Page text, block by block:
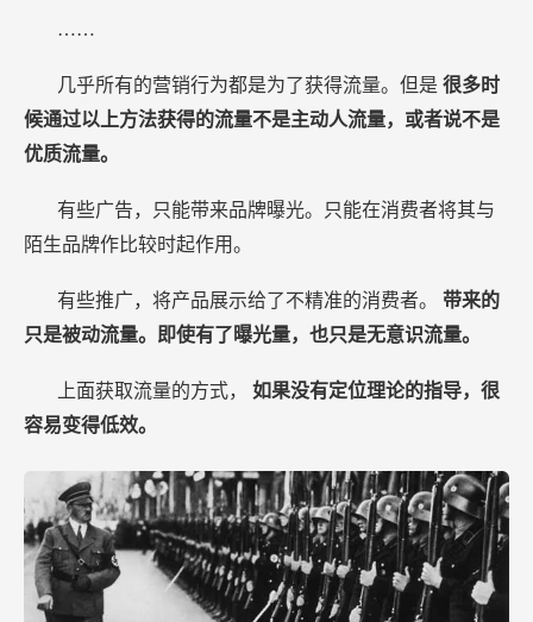
……
几乎所有的营销行为都是为了获得流量。但是 很多时
候通过以上方法获得的流量不是主动人流量，或者说不是
优质流量。
有些广告，只能带来品牌曝光。只能在消费者将其与
陌生品牌作比较时起作用。
有些推广，将产品展示给了不精准的消费者。 带来的
只是被动流量。即使有了曝光量，也只是无意识流量。
上面获取流量的方式， 如果没有定位理论的指导，很
容易变得低效。